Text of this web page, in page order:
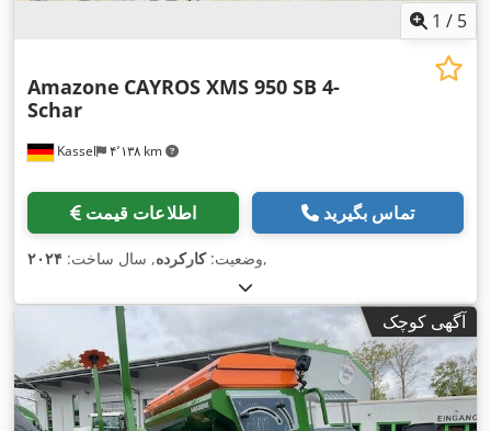
1 / 5
Kassel ۴٬۱۳۸ km
Amazone CAYROS XMS 950 SB 4-
Schar
اطلاعات قیمت تماس بگیرید
وضعیت:کارکرده, سال ساخت: ۲۰۲۴ ,
آگهی کوچک